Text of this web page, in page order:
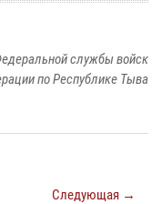
службы войск
по Республике Тыва
Следующая →